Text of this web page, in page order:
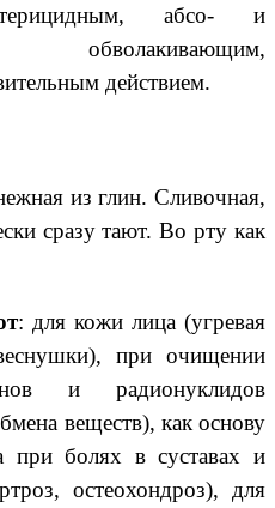
абсо- и
обволакивающим,
действием.
из глин. Сливочная,
сразу тают. Во рту как
: для кожи лица (угревая
при очищении
и радионуклидов
веществ), как основу
при болях в суставах и
остеохондроз), для